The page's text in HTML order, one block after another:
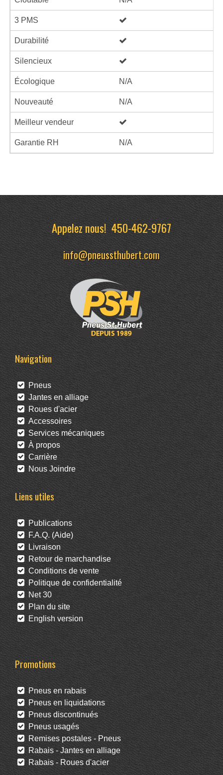
3 PMS
Durabilité
Silencieux
Écologique N/A
Nouveauté N/A
Meilleur vendeur
Garantie RH N/A
Appelez nous!450-462-9767
info@pneussthubert.com
Navigation
Pneus
Jantes en alliage
Roues d'acier
Accessoires
Services mécaniques
À propos
Carrière
Nous Joindre
Liens utiles
Publications
F.A.Q. (Aide)
Livraison
Retour de marchandise
Conditions de vente
Politique de confidentialité
Net 30
Plan du site
English version
Promotions
Pneus en rabais
Pneus en liquidations
Pneus discontinués
Pneus usagés
Remises postales - Pneus
Rabais - Jantes en alliage
Rabais - Roues d'acier